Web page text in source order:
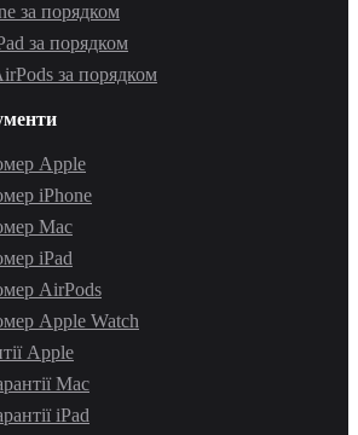
за порядком
за порядком
за порядком
Apple
iPhone
Mac
iPad
AirPods
Apple Watch
Apple
Mac
iPad